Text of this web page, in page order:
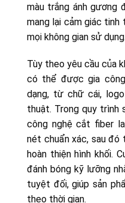
màu trắng ánh gương
mang lại cảm giác tinh
mọi không gian sử dụng.
Tùy theo yêu cầu của
có thể được gia
dạng, từ chữ cái,
thuật. Trong quy trình
công nghệ cắt fiber
nét chuẩn xác, sau đó
hoàn thiện hình khối.
đánh bóng kỹ lưỡng
tuyệt đối, giúp sản
theo thời gian.